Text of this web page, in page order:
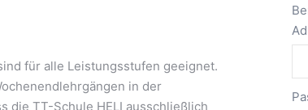
für alle Leistungsstufen geeignet.
in der
die TT-Schule HELI ausschließlich